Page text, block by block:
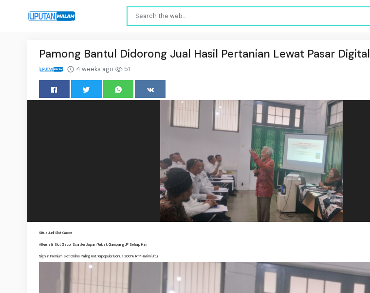
Pamong Bantul Didorong Jual Hasil Pertanian Lewat Pasar Digital
4 weeks ago 51
Situs Judi Slot Gacor
Alternatif Slot Gacor Scatter Japan Terbaik Gampang JP Setiap Hari
Sign In Premium Slot Online Paling Hot Terpopuler Bonus 200% RTP Hari Ini Jitu